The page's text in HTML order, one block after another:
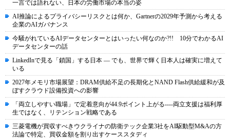
一言では語れない、日本の労働市場の本当の姿
AI推論によるプライバシーリスクとは何か、Gartnerの2029年予測から考える
企業のAIガバナンス
今騒がれているAIデータセンターとはいったい何なのか?!! 10分でわかるAI
データセンターの話
LinkedInで見る「鎖国」する日本 ― でも、世界で輝く日本人は確実に増えて
いる
2027年メモリ市場展望：DRAM供給不足の長期化とNAND Flash供給緩和が及
ぼすクラウド設備投資への影響
「両立しやすい職場」で定着意向が44.9ポイント上がる----両立支援は福利厚
生ではなく、リテンション戦略である
三菱電機が買収すべきウクライナの防衛テック企業3社をAI駆動型M&Aの方
法論で特定、買収金額を割り出すケーススタディ